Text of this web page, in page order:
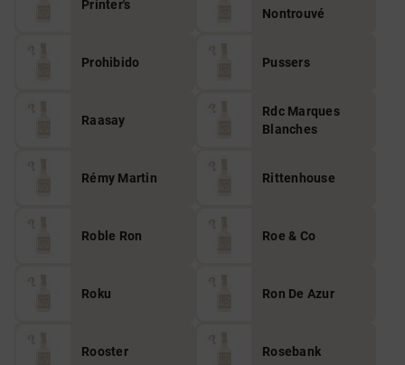
Printer's
Nontrouvé
Prohibido Pussers
Raasay
Rdc Marques
Blanches
Rémy Martin Rittenhouse
Roble Ron Roe & Co
Roku Ron De Azur
Rooster Rosebank